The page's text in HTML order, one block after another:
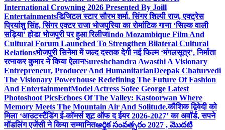
International Crowning 2026 Presented By Joill
Entertainmentsडिजिटल स्टार सौरभ शर्मा, सिंगर शिल्पी राज, एक्ट्रेस
प्रियांशु सिंह, सिंगर एक्टर राजा भोजपुरिया का रोमांटिक गाना ‘सिल्क वाली
सड़िया’ होडा भोजपुरी पर हुआ रिलीजIndo Mozambique Film And
Cultural Forum Launched To Strengthen Bilateral Cultural
Relationsभोजपुरी सिनेमा में जल्द दस्तक देगी नई फिल्म ‘मंगलसूत्र’, निर्माता
रत्नाकर कुमार ने किया ऐलानSureshchandra Awasthi A Visionary
Entrepreneur, Producer And HumanitarianDeepak Chaturvedi
The Visionary Powerhouse Redefining The Future Of Fashion
And EntertainmentModel Actress Sofee George Latest
Photoshoot PicsEchoes Of The Valley: Kastoorwan Where
Memory Meets The Mountain Air And Solitude.कौशिक द्विवेदी को
मिला ‘आउटस्टैंडिंग ई-कॉमर्स शूट ऑफ द ईयर 2026-2027’ का अवॉर्ड, सपने
मॉडलिंग एजेंसी ने किया सम्मानितఆర్థిక సంవత్సరం 2027 , మొదటి